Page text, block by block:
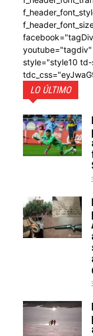
style="style10
LO ÚLTIMO